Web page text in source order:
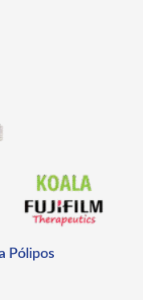
Pólipos